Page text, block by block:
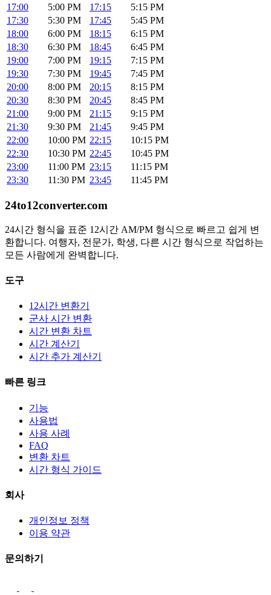
17:00
5:00 PM 17:15
5:15 PM
17:30
5:30 PM 17:45
5:45 PM
18:00
6:00 PM 18:15
6:15 PM
18:30
6:30 PM 18:45
6:45 PM
19:00
7:00 PM 19:15
7:15 PM
19:30
7:30 PM 19:45
7:45 PM
20:00
8:00 PM 20:15
8:15 PM
20:30
8:30 PM 20:45
8:45 PM
21:00
9:00 PM 21:15
9:15 PM
21:30
9:30 PM 21:45
9:45 PM
22:00
10:00 PM 22:15
10:15 PM
22:30
10:30 PM 22:45
10:45 PM
23:00
11:00 PM 23:15
11:15 PM
23:30
11:30 PM 23:45 11:45 PM
24to12converter.com
24시간 형식을 표준 12시간 AM/PM 형식으로 빠르고 쉽게 변
환합니다. 여행자, 전문가, 학생, 다른 시간 형식으로 작업하는
모든 사람에게 완벽합니다.
도구
12시간 변환기
군사 시간 변환
시간 변환 차트
시간 계산기
시간 추가 계산기
빠른 링크
기능
사용법
사용 사례
FAQ
변환 차트
시간 형식 가이드
회사
개인정보 정책
이용 약관
문의하기